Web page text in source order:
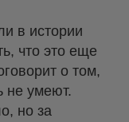
в истории
что это еще
о том,
не умеют.
но за